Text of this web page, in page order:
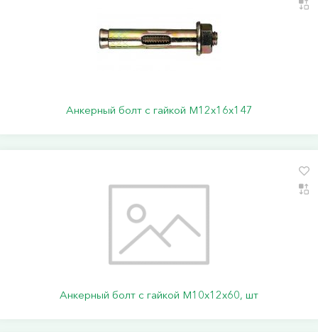
Анкерный болт с гайкой М12х16х147
Анкерный болт с гайкой М10х12х60, шт